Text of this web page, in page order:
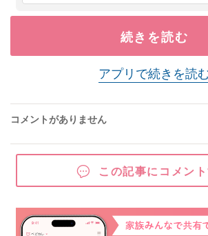
続きを読む
アプリで続きを読
コメントがありません
この記事にコメン